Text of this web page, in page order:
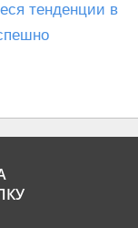
тенденции в